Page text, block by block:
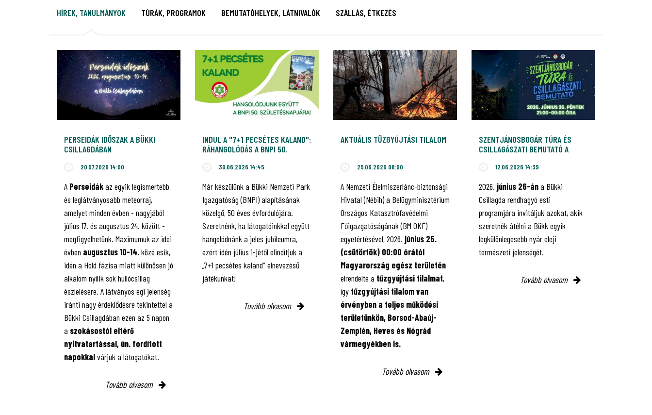
HÍREK, TANULMÁNYOK TÚRÁK, PROGRAMOK BEMUTATÓHELYEK, LÁTNIVALÓK SZÁLLÁS, ÉTKEZÉS
PERSEIDÁK IDŐSZAK A BÜKKI
CSILLAGDÁBAN
20.07.2026 14:00
A Perseidákaz egyik legismertebb
és leglátványosabb meteorraj,
amelyet minden évben - nagyjából
július 17. és augusztus 24. között -
megfigyelhetünk. Maximumuk az idei
évben augusztus 10-14.közé esik,
idén a Hold fázisa miatt különösen jó
alkalom nyílik sok hullócsillag
észlelésére. A látványos égi jelenség
iránti nagy érdeklődésre tekintettel a
Bükki Csillagdában ezen az 5 napon
a szokásostól eltérő
nyitvatartással, ún. fordított
napokkalvárjuk a látogatókat.
Tovább olvasom
INDUL A "7+1 PECSÉTES KALAND":
RÁHANGOLÓDÁS A BNPI 50.
30.06.2026 14:45
Már készülünk a Bükki Nemzeti Park
Igazgatóság (BNPI) alapításának
közelgő, 50 éves évfordulójára.
Szeretnénk, ha látogatóinkkal együtt
hangolódnánk a jeles jubileumra,
ezért idén július 1-jétől elindítjuk a
„7+1 pecsétes kaland” elnevezésű
játékunkat!
Tovább olvasom
AKTUÁLIS TŰZGYÚJTÁSI TILALOM
25.06.2026 08:00
A Nemzeti Élelmiszerlánc-biztonsági
Hivatal (Nébih) a Belügyminisztérium
Országos Katasztrófavédelmi
Főigazgatóságának (BM OKF)
egyetértésével, 2026. június 25.
(csütörtök) 00:00 órától
Magyarország egész területén
elrendelte a tűzgyújtási tilalmat,
így tűzgyújtási tilalom van
érvényben a teljes működési
területünkön, Borsod-Abaúj-
Zemplén, Heves és Nógrád
vármegyékben is.
Tovább olvasom
SZENTJÁNOSBOGÁR TÚRA ÉS
CSILLAGÁSZATI BEMUTATÓ A
12.06.2026 14:39
2026. június 26-ána Bükki
Csillagda rendhagyó esti
programjára invitáljuk azokat, akik
szeretnék átélni a Bükk egyik
legkülönlegesebb nyár eleji
természeti jelenségét.
Tovább olvasom